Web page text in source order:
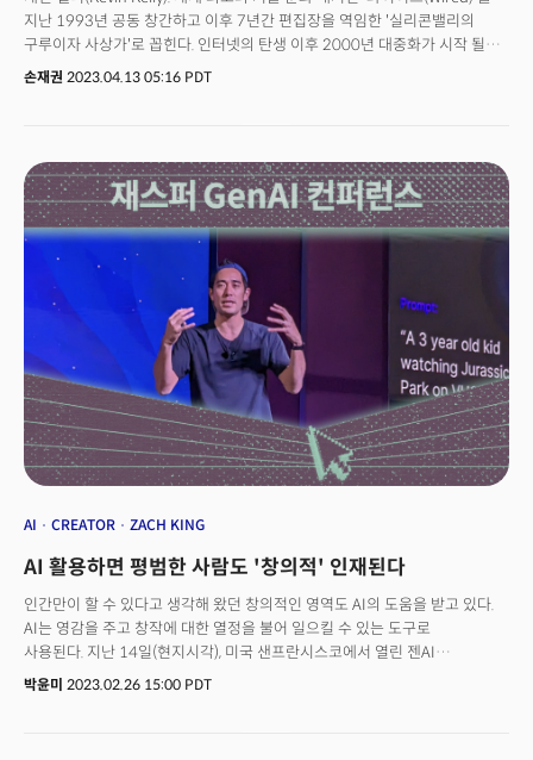
접근법이 갖는 의미와 가치, 그리고 실천 방법론에 대해 물었다. 이번 인터뷰는
AI 기술이 가져올 미래를 단순히 수동적으로 받아들이는 것이 아니라 한국의
가치와 목표에 맞게 능동적으로 설계해 나가는 데 있어 중요한 통찰을
제공한다.
지난 1993년 공동 창간하고 이후 7년간 편집장을 역임한 '실리콘밸리의
구루이자 사상가'로 꼽힌다. 인터넷의 탄생 이후 2000년 대중화가 시작 될
때까지 직접 지켜보며 세계로 확산된 인터넷 기술, 문화의 주역으로 꼽혔다.
'위대한 사상가'란 칭호를 얻기도 했다. 저서로는 5000일 후의 세계, 기술의
충격 등이 있다.인터넷의 탄생과 인터넷 비즈니스의 씨앗이 뿌려진 것을
목격하고 기록한 케빈 켈리. 그는 챗GPT와 GPT-4를 어떻게 평가하고
의미부여하고 있을까? 더밀크는 지난 3월 미 텍사스주 오스틴에서 열린
SXSW2023에서 케빈 켈리의 강연을 현장에서 취재하고 만났다. 그의 강연
직후 공교롭게도 오픈AI는 GPT-4를 공개했다. 그의 강연은 'AI
마스터클래스'라고 해도 과언이 아닐 정도로 통찰이 넘쳤다. 이에 더밀크는
케빈 켈리의 강연을 알기 쉽게 정리, 5회 시리즈로 연재한다. AI와 GPT 혁명의
본질을 이해하는데 도움을 얻을 수 있을 것이다.
손재권 2023.04.13 05:16 PDT
AI CREATOR ZACH KING
AI 활용하면 평범한 사람도 '창의적' 인재된다
인간만이 할 수 있다고 생각해 왔던 창의적인 영역도 AI의 도움을 받고 있다.
AI는 영감을 주고 창작에 대한 열정을 불어 일으킬 수 있는 도구로
사용된다. 지난 14일(현지시각), 미국 샌프란시스코에서 열린 젠AI
컨퍼런스에 글로벌 디지털 크리에이터 자크 킹(Zach King)이 참석해 창작에
박윤미 2023.02.26 15:00 PDT